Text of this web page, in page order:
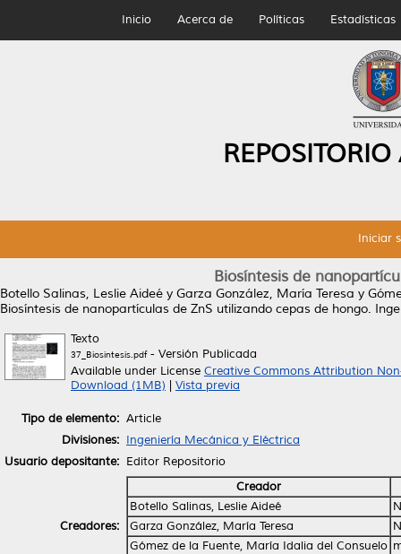
Inicio Acerca de Políticas Estadísticas
Iniciar
Biosíntesis de
Botello Salinas, Leslie Aideé y Garza González, María Teresa y
Biosíntesis de nanopartículas de ZnS utilizando cepas de hongo.
Texto
37_Biosintesis.pdf- Versión Publicada
Available under License Creative Commons Attribution
Download (1MB)
Vista previa
Tipo de elemento: Article
Divisiones: Ingeniería Mecánica y Eléctrica
Usuario depositante: Editor Repositorio
Creadores:
Creador
Botello Salinas, Leslie Aideé
Garza González, María Teresa
Gómez de la Fuente, María Idalia del Consuelo